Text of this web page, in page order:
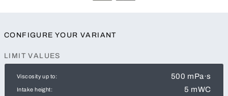
CONFIGURE YOUR VARIANT
LIMIT VALUES
Viscosity up to: 500 mPa·s
Intake height: 5 mWC